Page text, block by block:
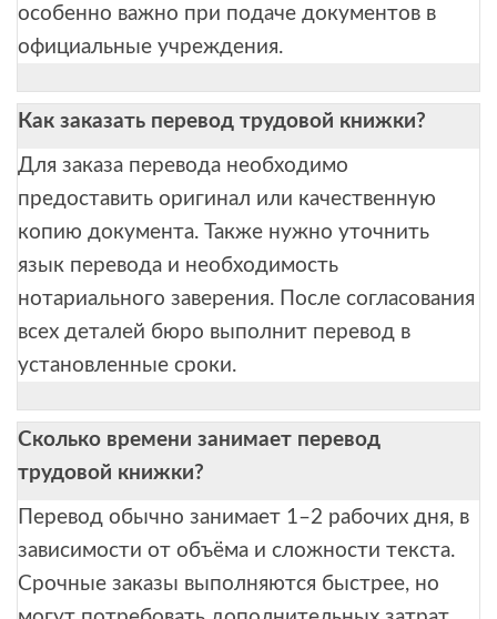
особенно важно при подаче документов в
официальные учреждения.
Как заказать перевод трудовой книжки?
Для заказа перевода необходимо
предоставить оригинал или качественную
копию документа. Также нужно уточнить
язык перевода и необходимость
нотариального заверения. После согласования
всех деталей бюро выполнит перевод в
установленные сроки.
Сколько времени занимает перевод
трудовой книжки?
Перевод обычно занимает 1–2 рабочих дня, в
зависимости от объёма и сложности текста.
Срочные заказы выполняются быстрее, но